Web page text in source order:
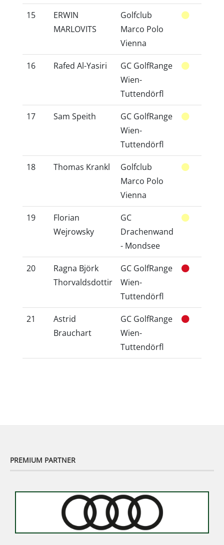
15
ERWIN
MARLOVITS
Golfclub
Marco Polo
Vienna
16 Rafed Al-Yasiri
GC GolfRange
Wien-
Tuttendörfl
17 Sam Speith
GC GolfRange
Wien-
Tuttendörfl
18 Thomas Krankl
Golfclub
Marco Polo
Vienna
19
Florian
Wejrowsky
GC
Drachenwand
- Mondsee
20
Ragna Björk
Thorvaldsdottir
GC GolfRange
Wien-
Tuttendörfl
21
Astrid
Brauchart
GC GolfRange
Wien-
Tuttendörfl
PREMIUM PARTNER